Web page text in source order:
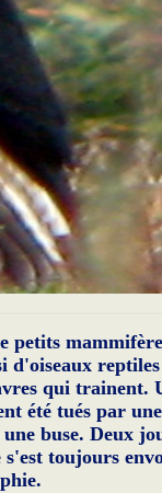
petits
d'oiseaux
qui trainent.
été tués par une
buse. Deux
toujours